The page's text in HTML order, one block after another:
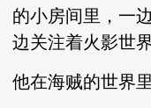
的小房间里，一
边关注着火影世
他在海贼的世界